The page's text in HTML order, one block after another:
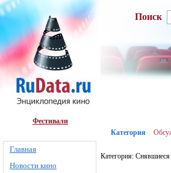
Фестивали
Главная
Новости кино
Поиск
Категория
Категория: